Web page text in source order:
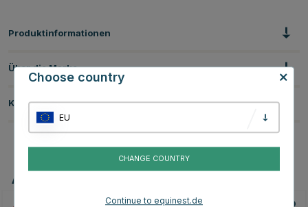
Produktinformationen
Über die Marke
Kundenbewertungen
Andere Produkte, die Ihnen gefallen könnten
Choose country
EU
CHANGE COUNTRY
Continue to equinest.de